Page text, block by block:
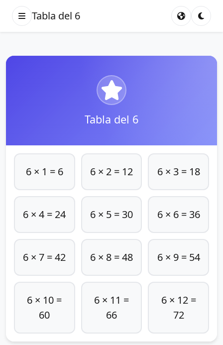
Tabla del 6
Tabla del 6
6 × 1 = 6 6 × 2 = 12 6 × 3 = 18
6 × 4 = 24 6 × 5 = 30 6 × 6 = 36
6 × 7 = 42 6 × 8 = 48 6 × 9 = 54
6 × 10 =
60
6 × 11 =
66
6 × 12 =
72